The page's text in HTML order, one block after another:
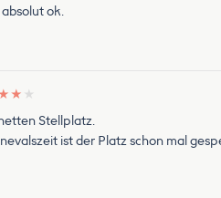
ok.
★ ★
Stellplatz.
ist der Platz schon mal